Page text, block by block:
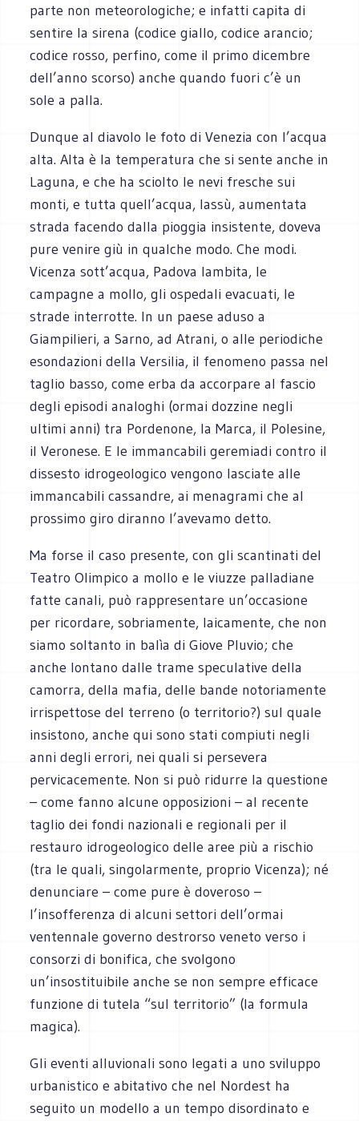
parte non meteorologiche; e infatti capita di
sentire la sirena (codice giallo, codice arancio;
codice rosso, perfino, come il primo dicembre
dell’anno scorso) anche quando fuori c’è un
sole a palla.
Dunque al diavolo le foto di Venezia con l’acqua
alta. Alta è la temperatura che si sente anche in
Laguna, e che ha sciolto le nevi fresche sui
monti, e tutta quell’acqua, lassù, aumentata
strada facendo dalla pioggia insistente, doveva
pure venire giù in qualche modo. Che modi.
Vicenza sott’acqua, Padova lambita, le
campagne a mollo, gli ospedali evacuati, le
strade interrotte. In un paese aduso a
Giampilieri, a Sarno, ad Atrani, o alle periodiche
esondazioni della Versilia, il fenomeno passa nel
taglio basso, come erba da accorpare al fascio
degli episodi analoghi (ormai dozzine negli
ultimi anni) tra Pordenone, la Marca, il Polesine,
il Veronese. E le immancabili geremiadi contro il
dissesto idrogeologico vengono lasciate alle
immancabili cassandre, ai menagrami che al
prossimo giro diranno l’avevamo detto.
Ma forse il caso presente, con gli scantinati del
Teatro Olimpico a mollo e le viuzze palladiane
fatte canali, può rappresentare un’occasione
per ricordare, sobriamente, laicamente, che non
siamo soltanto in balìa di Giove Pluvio; che
anche lontano dalle trame speculative della
camorra, della mafia, delle bande notoriamente
irrispettose del terreno (o territorio?) sul quale
insistono, anche qui sono stati compiuti negli
anni degli errori, nei quali si persevera
pervicacemente. Non si può ridurre la questione
– come fanno alcune opposizioni – al recente
taglio dei fondi nazionali e regionali per il
restauro idrogeologico delle aree più a rischio
(tra le quali, singolarmente, proprio Vicenza); né
denunciare – come pure è doveroso –
l’insofferenza di alcuni settori dell’ormai
ventennale governo destrorso veneto verso i
consorzi di bonifica, che svolgono
un’insostituibile anche se non sempre efficace
funzione di tutela “sul territorio” (la formula
magica).
Gli eventi alluvionali sono legati a uno sviluppo
urbanistico e abitativo che nel Nordest ha
seguito un modello a un tempo disordinato e